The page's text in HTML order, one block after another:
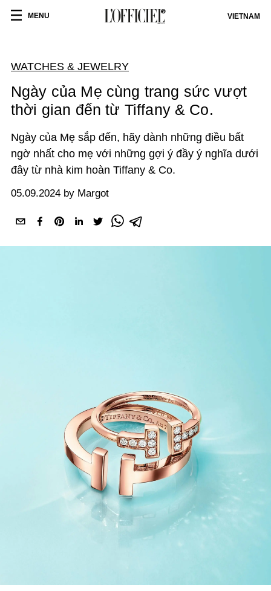
MENU VIETNAM
WATCHES & JEWELRY
Ngày của Mẹ cùng trang sức vượt
thời gian đến từ Tiffany & Co.
Ngày của Mẹ sắp đến, hãy dành những điều bất
ngờ nhất cho mẹ với những gợi ý đầy ý nghĩa dưới
đây từ nhà kim hoàn Tiffany & Co.
05.09.2024 by Margot